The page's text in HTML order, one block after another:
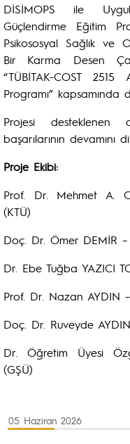
DİSİMOPS ile
Güçlendirme Eğitim
Psikososyal Sağlık ve
Bir Karma Desen
“TÜBİTAK-COST
Programı” kapsamında
Projesi desteklenen
başarılarının devamını
Proje Ekibi:
Prof. Dr. Mehmet A.
(KTÜ)
Doç. Dr. Ömer DEMİR –
Dr. Ebe Tuğba YAZICI
Prof. Dr. Nazan AYDIN –
Doç. Dr. Ruveyde
Dr. Öğretim Üyesi
(GŞÜ)
05 Haziran 2026